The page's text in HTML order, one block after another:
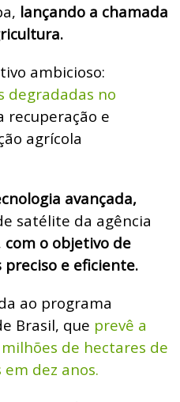
lançando a chamada
ambicioso:
degradadas no
recuperação e
agrícola
avançada,
satélite da agência
com o objetivo de
e eficiente.
ao programa
Brasil, que prevê a
de hectares de
dez anos.